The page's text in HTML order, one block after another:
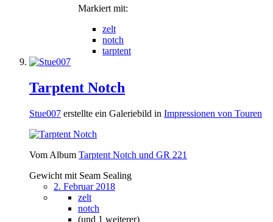
Markiert mit:
zelt
notch
tarptent
Tarptent Notch
Stue007 erstellte ein Galeriebild in Impressionen von Touren
Vom Album Tarptent Notch und GR 221
Gewicht mit Seam Sealing
2. Februar 2018
zelt
notch
(und 1 weiterer)